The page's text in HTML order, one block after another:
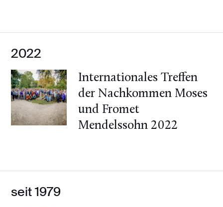
2022
Internationales Treffen
der Nachkommen Moses
und Fromet
Mendelssohn 2022
seit 1979